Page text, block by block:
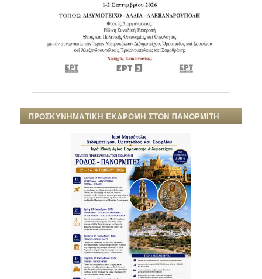
ΠΡΟΣΚΥΝΗΜΑΤΙΚΗ ΕΚΔΡΟΜΗ ΣΤΟΝ ΠΑΝΟΡΜΙΤΗ